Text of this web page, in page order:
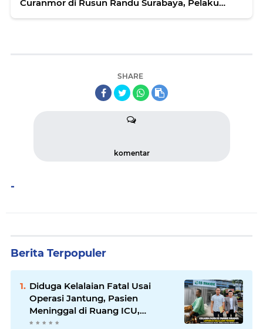
Curanmor di Rusun Randu Surabaya, Pelaku
SHARE
komentar
-
Berita Terpopuler
Diduga Kelalaian Fatal Usai
Operasi Jantung, Pasien
Meninggal di Ruang ICU,
Keluarga Tuntut RSUD dr.